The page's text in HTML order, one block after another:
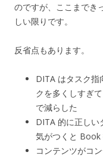
のですが、ここまでき
しい限りです。
反省点もあります。
DITA はタスク指
クを多くしすぎ
で減らした
DITA 的に正しい
気がつくと Book
コンテンツがコ